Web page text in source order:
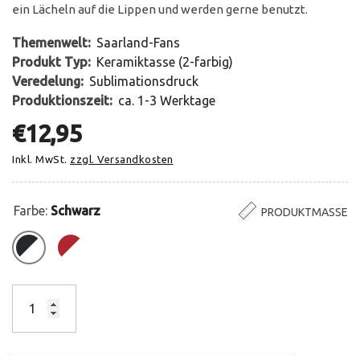
ein Lächeln auf die Lippen und werden gerne benutzt.
Themenwelt: Saarland-Fans
Produkt Typ: Keramiktasse (2-farbig)
Veredelung: Sublimationsdruck
Produktionszeit: ca. 1-3 Werktage
€12,95
Inkl. MwSt. zzgl. Versandkosten
Farbe: Schwarz PRODUKTMASSE